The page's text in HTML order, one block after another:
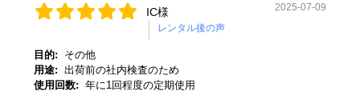
IC様 2025-07-09
目的:
その他
用途: 出荷前の社内検査のため
使用回数: 年に1回程度の定期使用